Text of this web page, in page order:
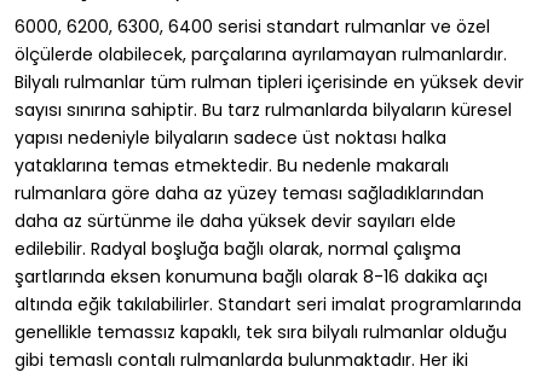
6000, 6200, 6300, 6400 serisi standart rulmanlar ve özel
ölçülerde olabilecek, parçalarına ayrılamayan rulmanlardır.
Bilyalı rulmanlar tüm rulman tipleri içerisinde en yüksek devir
sayısı sınırına sahiptir. Bu tarz rulmanlarda bilyaların küresel
yapısı nedeniyle bilyaların sadece üst noktası halka
yataklarına temas etmektedir. Bu nedenle makaralı
rulmanlara göre daha az yüzey teması sağladıklarından
daha az sürtünme ile daha yüksek devir sayıları elde
edilebilir. Radyal boşluğa bağlı olarak, normal çalışma
şartlarında eksen konumuna bağlı olarak 8-16 dakika açı
altında eğik takılabilirler. Standart seri imalat programlarında
genellikle temassız kapaklı, tek sıra bilyalı rulmanlar olduğu
gibi temaslı contalı rulmanlarda bulunmaktadır. Her iki